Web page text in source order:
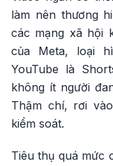
làm nên thương
các mạng xã hội
của Meta, loại
YouTube là
không ít người
Thậm chí, rơi
kiểm soát.
Tiêu thụ quá mức